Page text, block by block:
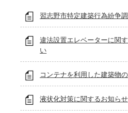
習志野市特定建築行為紛争
違法設置エレベーターに関
い
コンテナを利用した建築物
液状化対策に関するお知らせ